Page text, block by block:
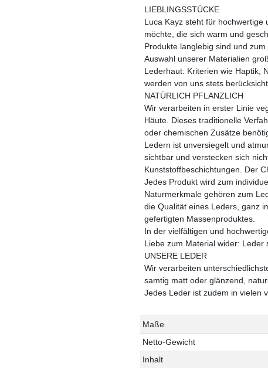
LIEBLINGSSTÜCKE
Luca Kayz steht für hochwertige
möchte, die sich warm und
Produkte langlebig sind und
Auswahl unserer Materialien
Lederhaut: Kriterien wie Haptik,
werden von uns stets
NATÜRLICH PFLANZLICH
Wir verarbeiten in erster Linie
Häute. Dieses traditionelle
oder chemischen Zusätze
Ledern ist unversiegelt und
sichtbar und verstecken sich
Kunststoffbeschichtungen. Der
Jedes Produkt wird zum
Naturmerkmale gehören zum
die Qualität eines Leders, ganz
gefertigten Massenproduktes.
In der vielfältigen und
Liebe zum Material wider: Leder
UNSERE LEDER
Wir verarbeiten
samtig matt oder glänzend,
Jedes Leder ist zudem in vielen
Technisches
Merkmal
Wert
Maße
Netto-Gewicht
Inhalt